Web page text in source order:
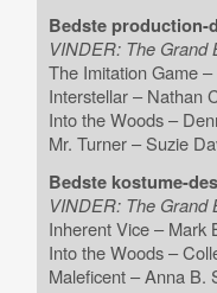
Bedste production-
VINDER: The Grand
The Imitation Game
Interstellar – Nathan
Into the Woods –
Mr. Turner – Suzie
Bedste kostume-
VINDER: The Grand
Inherent Vice – Mark
Into the Woods –
Maleficent – Anna B.